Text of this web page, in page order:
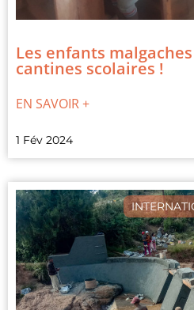
Les enfants
cantines scolaires !
EN SAVOIR +
1 Fév 2024